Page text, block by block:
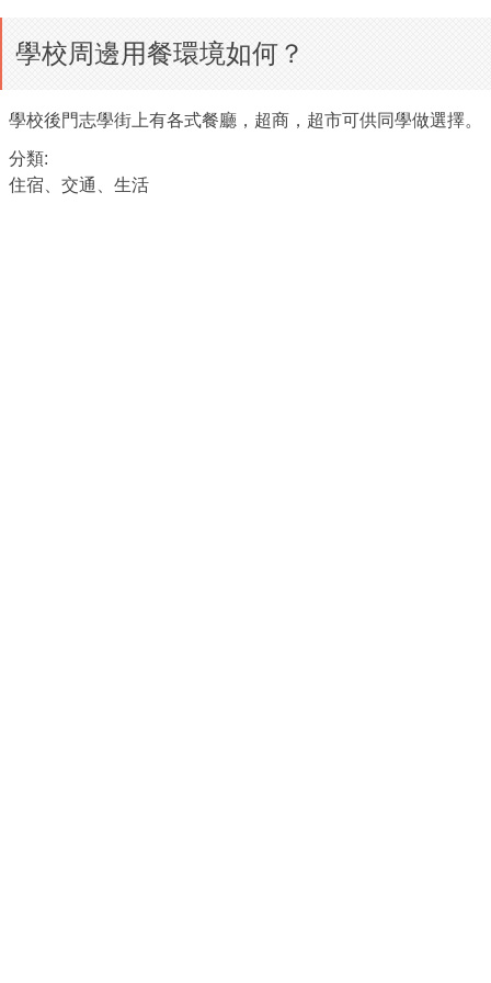
學校周邊用餐環境如何？
學校後門志學街上有各式餐廳 ， 超商 ， 超市可供同學做選擇。
分類:
住宿、交通、生活